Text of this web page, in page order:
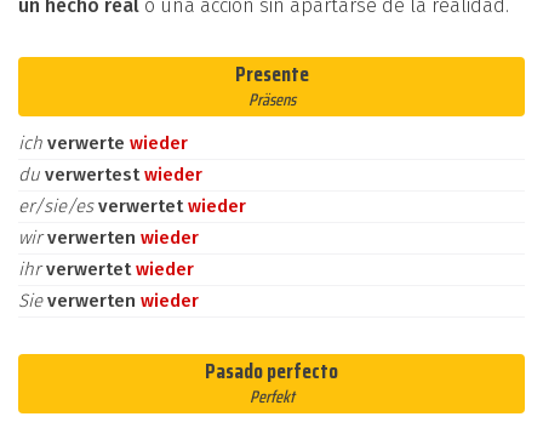
un hecho real o una acción sin apartarse de la realidad.
Presente
Präsens
ich verwerte wieder
du verwertestwieder
er/sie/esverwertetwieder
wirverwerten wieder
ihrverwertetwieder
Sieverwerten wieder
Pasado perfecto
Perfekt